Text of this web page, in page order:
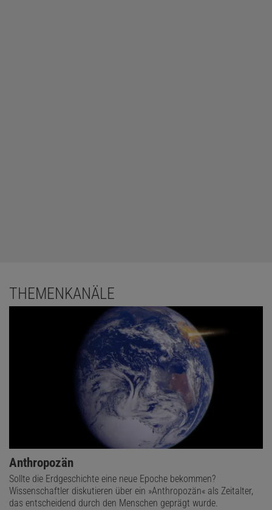
THEMENKANÄLE
Anthropozän
Sollte die Erdgeschichte eine neue Epoche bekommen?
Wissenschaftler diskutieren über ein »Anthropozän« als Zeitalter,
das entscheidend durch den Menschen geprägt wurde.